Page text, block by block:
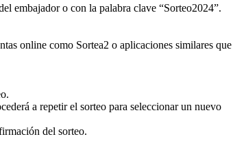
embajador o con la palabra clave “Sorteo2024”.
online como Sortea2 o aplicaciones similares que
a repetir el sorteo para seleccionar un nuevo
del sorteo.